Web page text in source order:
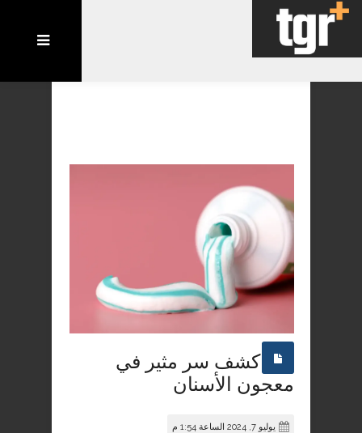
كشف سر مثير في
معجون الأسنان
يوليو 7, 2024 الساعة 1:54 م